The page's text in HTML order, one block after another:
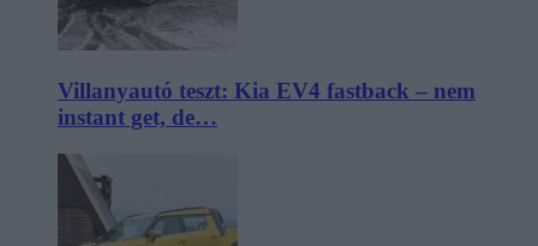
Villanyautó teszt: Kia EV4 fastback – nem
instant get, de…